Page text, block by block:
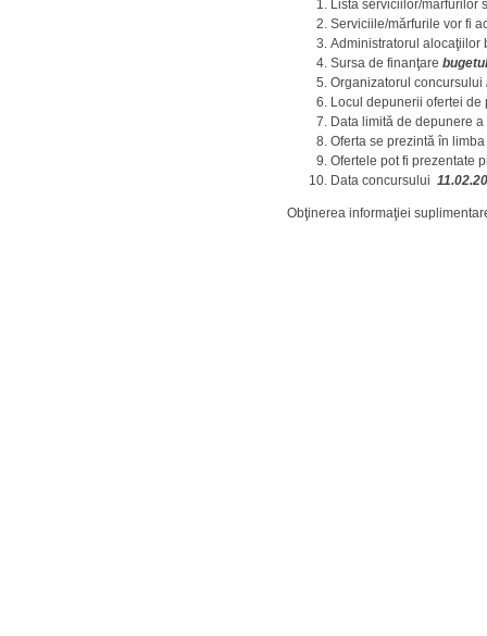
Lista serviciilor/mărfurilor
Serviciile/mărfurile vor fi
Administratorul alocaţiilor
Sursa de finanţare
Organizatorul concursului
Locul depunerii ofertei de
Data limită de depunere
Oferta se prezintă în
Ofertele pot fi prezentate
Data concursului
Obţinerea informaţiei